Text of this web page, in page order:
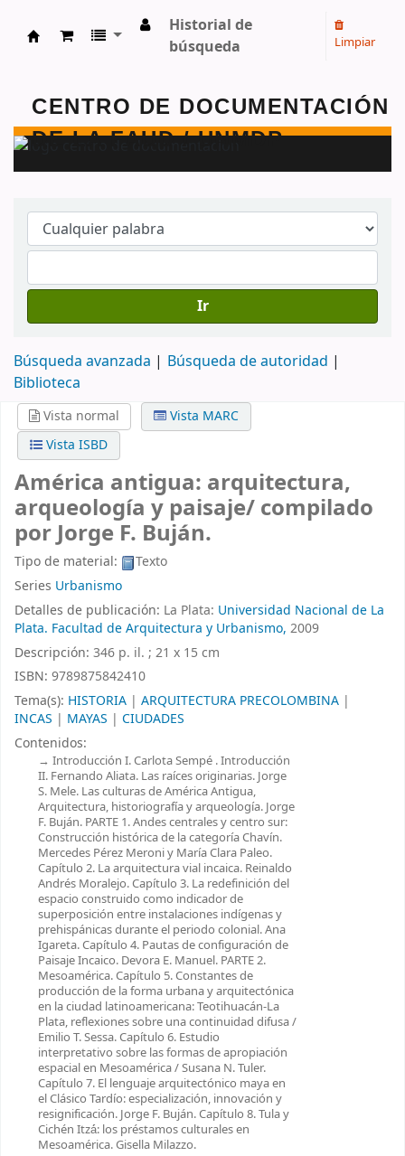
Centro de Documentación - FAUD - Unmdp -
Historial de
búsqueda
Limpiar
Ir
Búsqueda avanzada
Búsqueda de autoridad
Biblioteca
Vista normal
Vista MARC
Vista ISBD
América antigua: arquitectura,
arqueología y paisaje/compilado
por Jorge F. Buján.
Tipo de material:
Texto
Series Urbanismo
Detalles de publicación: La Plata: Universidad Nacional de La
Plata. Facultad de Arquitectura y Urbanismo, 2009
Descripción: 346 p. il. ; 21 x 15 cm
ISBN: 9789875842410
Tema(s): HISTORIA | ARQUITECTURA PRECOLOMBINA |
INCAS | MAYAS | CIUDADES
Contenidos:
Introducción I. Carlota Sempé . Introducción
II. Fernando Aliata. Las raíces originarias. Jorge
S. Mele. Las culturas de América Antigua,
Arquitectura, historiografía y arqueología. Jorge
F. Buján. PARTE 1. Andes centrales y centro sur:
Construcción histórica de la categoría Chavín.
Mercedes Pérez Meroni y María Clara Paleo.
Capítulo 2. La arquitectura vial incaica. Reinaldo
Andrés Moralejo. Capítulo 3. La redefinición del
espacio construido como indicador de
superposición entre instalaciones indígenas y
prehispánicas durante el periodo colonial. Ana
Igareta. Capítulo 4. Pautas de configuración de
Paisaje Incaico. Devora E. Manuel. PARTE 2.
Mesoamérica. Capítulo 5. Constantes de
producción de la forma urbana y arquitectónica
en la ciudad latinoamericana: Teotihuacán-La
Plata, reflexiones sobre una continuidad difusa /
Emilio T. Sessa. Capítulo 6. Estudio
interpretativo sobre las formas de apropiación
espacial en Mesoamérica / Susana N. Tuler.
Capítulo 7. El lenguaje arquitectónico maya en
el Clásico Tardío: especialización, innovación y
resignificación. Jorge F. Buján. Capítulo 8. Tula y
Cichén Itzá́: los préstamos culturales en
Mesoamérica. Gisella Milazzo.